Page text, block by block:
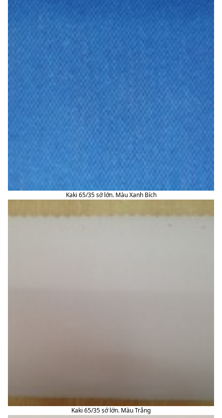
Kaki 65/35 sớ lớn. Màu Xanh Bích
Kaki 65/35 sớ lớn. Màu Trắng